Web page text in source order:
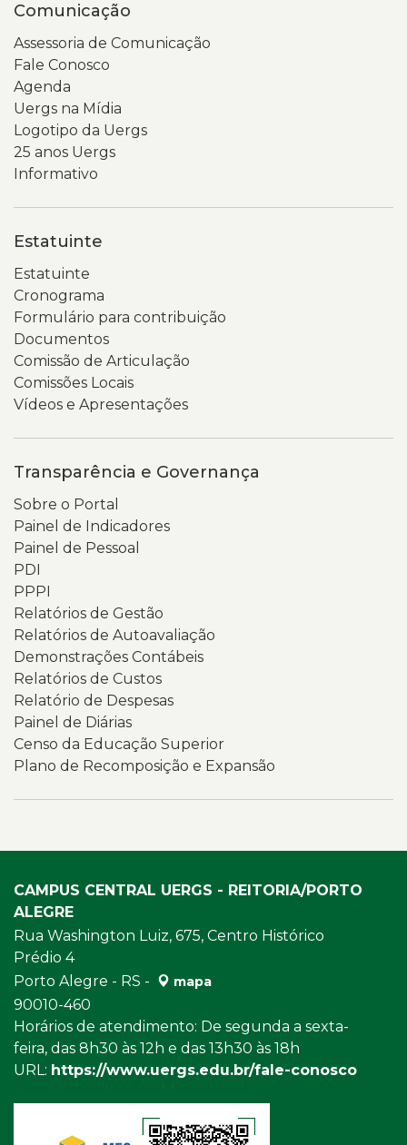
Comunicação
Assessoria de Comunicação
Fale Conosco
Agenda
Uergs na Mídia
Logotipo da Uergs
25 anos Uergs
Informativo
Estatuinte
Estatuinte
Cronograma
Formulário para contribuição
Documentos
Comissão de Articulação
Comissões Locais
Vídeos e Apresentações
Transparência e Governança
Sobre o Portal
Painel de Indicadores
Painel de Pessoal
PDI
PPPI
Relatórios de Gestão
Relatórios de Autoavaliação
Demonstrações Contábeis
Relatórios de Custos
Relatório de Despesas
Painel de Diárias
Censo da Educação Superior
Plano de Recomposição e Expansão
CAMPUS CENTRAL UERGS - REITORIA/PORTO
ALEGRE
Rua Washington Luiz, 675, Centro Histórico
Prédio 4
Porto Alegre - RS -
mapa
90010-460
Horários de atendimento: De segunda a sexta-
feira, das 8h30 às 12h e das 13h30 às 18h
URL: https://www.uergs.edu.br/fale-conosco